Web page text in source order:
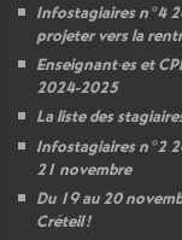
Infostagiaires n°4
projeter vers la
Enseignant·es et
2024-2025
La liste des
Infostagiaires n°2
21 novembre
Du 19 au 20
Créteil!